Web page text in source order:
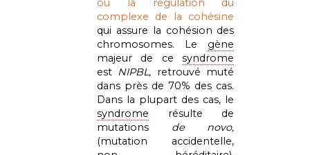
ou la régulation du
complexe de la cohésine
qui assure la cohésion des
chromosomes. Le gène
majeur de cesyndrome
est NIPBL, retrouvé muté
dans près de 70% des cas.
Dans la plupart des cas, le
syndrome résulte de
mutations de novo,
(mutation accidentelle,